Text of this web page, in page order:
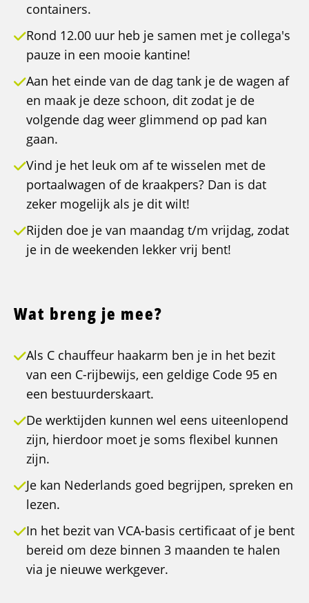
containers.
Rond 12.00 uur heb je samen met je collega's
pauze in een mooie kantine!
Aan het einde van de dag tank je de wagen af
en maak je deze schoon, dit zodat je de
volgende dag weer glimmend op pad kan
gaan.
Vind je het leuk om af te wisselen met de
portaalwagen of de kraakpers? Dan is dat
zeker mogelijk als je dit wilt!
Rijden doe je van maandag t/m vrijdag, zodat
je in de weekenden lekker vrij bent!
Wat breng je mee?
Als C chauffeur haakarm ben je in het bezit
van een C-rijbewijs, een geldige Code 95 en
een bestuurderskaart.
De werktijden kunnen wel eens uiteenlopend
zijn, hierdoor moet je soms flexibel kunnen
zijn.
Je kan Nederlands goed begrijpen, spreken en
lezen.
In het bezit van VCA-basis certificaat of je bent
bereid om deze binnen 3 maanden te halen
via je nieuwe werkgever.